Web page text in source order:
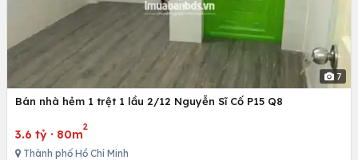
7
Bán nhà hẻm 1 trệt 1 lầu 2/12 Nguyễn Sĩ Cố P15 Q8
3.6 tỷ · 80m
2
Thành phố Hồ Chí Minh